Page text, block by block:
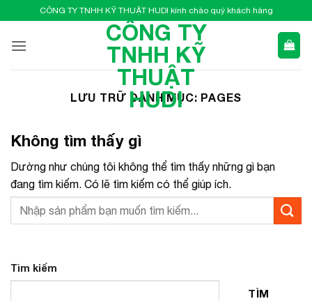
qua
nội
CÔNG TY TNHH KỸ THUẬT HUDI kính chào quý khách hàng
CÔNG TY
TNHH KỸ
THUẬT
HUDI
LƯU TRỮ DANH MỤC: PAGES
Không tìm thấy gì
Dường như chúng tôi không thể tìm thấy những gì bạn
đang tìm kiếm. Có lẽ tìm kiếm có thể giúp ích.
Tìm kiếm
TÌM